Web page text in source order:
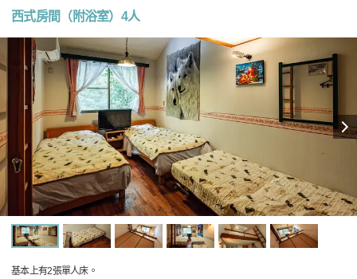
西式房間（附浴室）4人
基本上有2張單人床。